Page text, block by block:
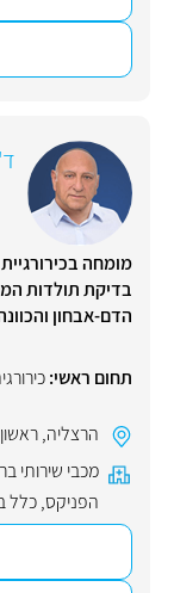
בדיקת תולדות
הדם-אבחון
תחום ראשי:
הרצליה,ראשון
מכבי שירותי
הפניקס,כלל